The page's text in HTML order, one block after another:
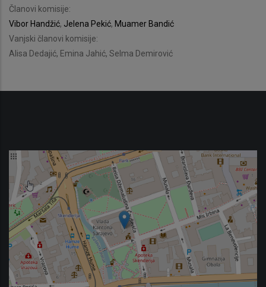
Članovi komisije:
Vibor Handžić, Jelena Pekić, Muamer Bandić
Vanjski članovi komisije:
Alisa Dedajić, Emina Jahić, Selma Demirović